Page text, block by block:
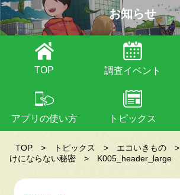
お知らせ
TOP 調査イベント
アプリの使い方 トピックス
TOP > トピックス > エコいきもの >
けにならない秘密
> K005_header_large